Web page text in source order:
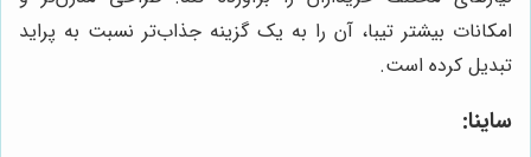
امکانات بیشتر تیبا، آن را به یک گزینه جذاب‌تر نسبت به پراید
تبدیل کرده است.
ساینا: